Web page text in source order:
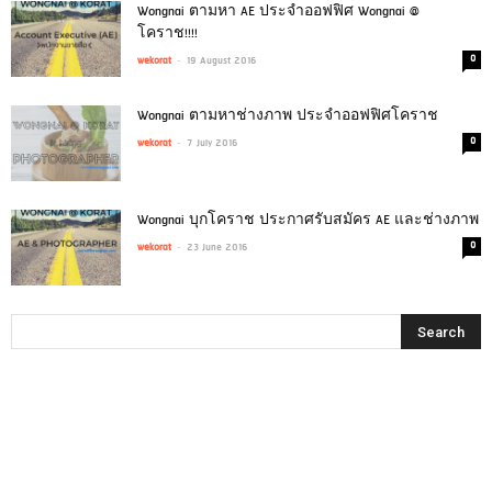
Wongnai ตามหา AE ประจำออฟฟิศ Wongnai @
โคราช!!!!
wekorat - 19 August 2016 0
Wongnai ตามหาช่างภาพ ประจำออฟฟิศโคราช
wekorat - 7 July 2016 0
Wongnai บุกโคราช ประกาศรับสมัคร AE และช่างภาพ
wekorat - 23 June 2016 0